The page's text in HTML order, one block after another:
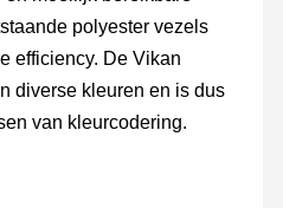
polyester vezels
efficiency. De Vikan
diverse kleuren en is dus
van kleurcodering.